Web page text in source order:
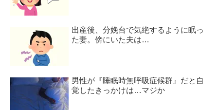
出産後、分娩台で気絶するように眠っ
た妻。傍にいた夫は…
男性が『睡眠時無呼吸症候群』だと自
覚したきっかけは…マジか